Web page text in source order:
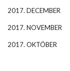
2017. DECEMBER
2017. NOVEMBER
2017. OKTÓBER